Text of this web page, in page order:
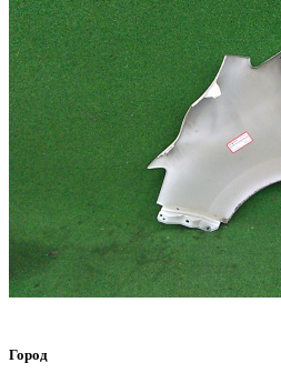
Город